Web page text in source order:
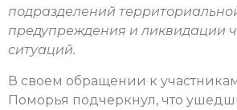
подразделений
предупреждения и ликвидации
ситуаций.
В своем обращении к
Поморья подчеркнул, что